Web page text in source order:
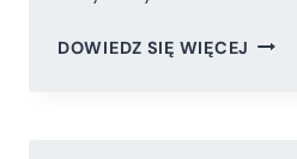
DOWIEDZ SIĘ WIĘCEJ NIC